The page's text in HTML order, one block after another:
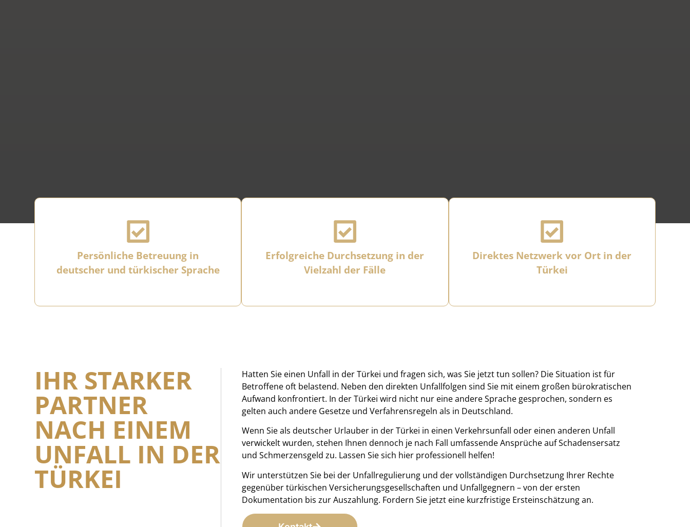
Persönliche Betreuung in
deutscher und türkischer Sprache
Erfolgreiche Durchsetzung in der
Vielzahl der Fälle
Direktes Netzwerk vor Ort in der
Türkei
IHR STARKER
PARTNER
NACH EINEM
UNFALL IN DER
TÜRKEI
Hatten Sie einen Unfall in der Türkei und fragen sich, was Sie jetzt tun sollen? Die Situation ist für
Betroffene oft belastend. Neben den direkten Unfallfolgen sind Sie mit einem großen bürokratischen
Aufwand konfrontiert. In der Türkei wird nicht nur eine andere Sprache gesprochen, sondern es
gelten auch andere Gesetze und Verfahrensregeln als in Deutschland.
Wenn Sie als deutscher Urlauber in der Türkei in einen Verkehrsunfall oder einen anderen Unfall
verwickelt wurden, stehen Ihnen dennoch je nach Fall umfassende Ansprüche auf Schadensersatz
und Schmerzensgeld zu. Lassen Sie sich hier professionell helfen!
Wir unterstützen Sie bei der Unfallregulierung und der vollständigen Durchsetzung Ihrer Rechte
gegenüber türkischen Versicherungsgesellschaften und Unfallgegnern – von der ersten
Dokumentation bis zur Auszahlung. Fordern Sie jetzt eine kurzfristige Ersteinschätzung an.